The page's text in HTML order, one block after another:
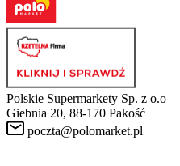
Polskie Supermarkety Sp. z o.o
Giebnia 20, 88-170 Pakość
poczta@polomarket.pl